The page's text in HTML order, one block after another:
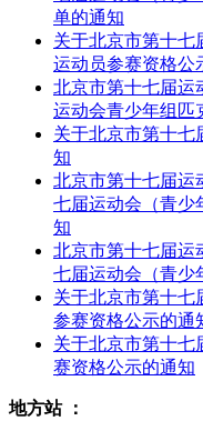
单的通知
关于北京市第十七
运动员参赛资格公
北京市第十七届运
运动会青少年组匹
关于北京市第十七
知
北京市第十七届运
七届运动会（青少
知
北京市第十七届运
七届运动会（青少
关于北京市第十七
参赛资格公示的通
关于北京市第十七
赛资格公示的通知
地方站 ：